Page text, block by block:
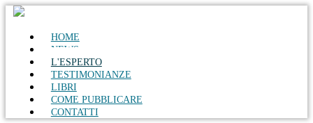
HOME
NEWS
L'ESPERTO
TESTIMONIANZE
LIBRI
COME PUBBLICARE
CONTATTI